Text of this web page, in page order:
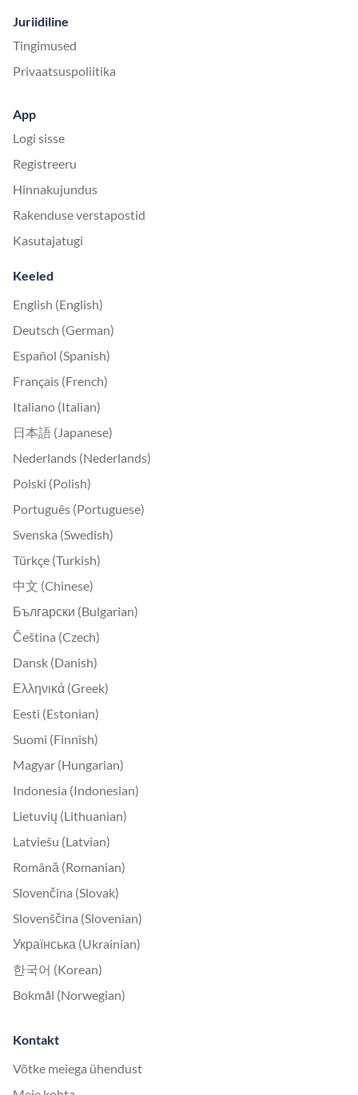
Juriidiline
Tingimused
Privaatsuspoliitika
App
Logi sisse
Registreeru
Hinnakujundus
Rakenduse verstapostid
Kasutajatugi
Keeled
English (English)
Deutsch (German)
Español (Spanish)
Français (French)
Italiano (Italian)
日本語 (Japanese)
Nederlands (Nederlands)
Polski (Polish)
Português (Portuguese)
Svenska (Swedish)
Türkçe (Turkish)
中文 (Chinese)
Български (Bulgarian)
Čeština (Czech)
Dansk (Danish)
Ελληνικά (Greek)
Eesti (Estonian)
Suomi (Finnish)
Magyar (Hungarian)
Indonesia (Indonesian)
Lietuvių (Lithuanian)
Latviešu (Latvian)
Română (Romanian)
Slovenčina (Slovak)
Slovenščina (Slovenian)
Українська (Ukrainian)
한국어 (Korean)
Bokmål (Norwegian)
Kontakt
Võtke meiega ühendust